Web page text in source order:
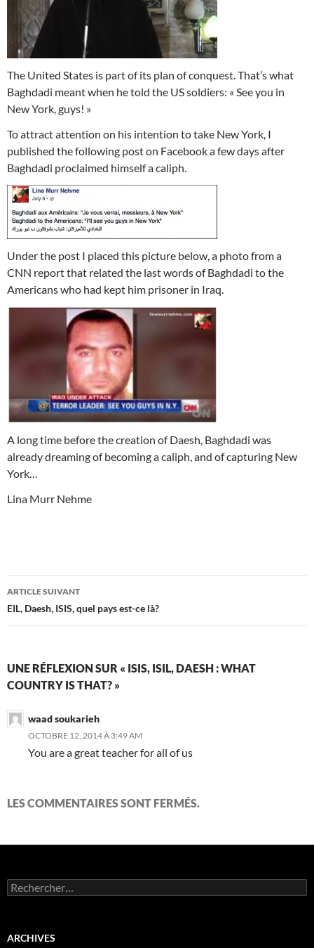
The United States is part of its plan of conquest. That’s what
Baghdadi meant when he told the US soldiers: « See you in
New York, guys! »
To attract attention on his intention to take New York, I
published the following post on Facebook a few days after
Baghdadi proclaimed himself a caliph.
Under the post I placed this picture below, a photo from a
CNN report that related the last words of Baghdadi to the
Americans who had kept him prisoner in Iraq.
A long time before the creation of Daesh, Baghdadi was
already dreaming of becoming a caliph, and of capturing New
York…
Lina Murr Nehme
Navigation
des
ARTICLE SUIVANT
EIL, Daesh, ISIS, quel pays est-ce là?
UNE RÉFLEXION SUR « ISIS, ISIL, DAESH : WHAT
COUNTRY IS THAT? »
waad soukarieh
OCTOBRE 12, 2014 À 3:49 AM
You are a great teacher for all of us
LES COMMENTAIRES SONT FERMÉS.
Rechercher :
ARCHIVES